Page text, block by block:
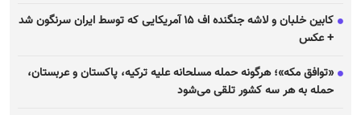
کابین خلبان و لاشه جنگنده اف ۱۵ آمریکایی که توسط ایران سرنگون شد
+ عکس
«توافق مکه»؛ هرگونه حمله مسلحانه علیه ترکیه، پاکستان و عربستان،
حمله به هر سه کشور تلقی می‌شود